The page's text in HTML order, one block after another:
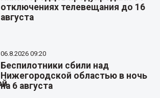
отключениях телевещания до 16
августа
06.8.2026 09:20
Беспилотники сбили над
Нижегородской областью в ночь
на 6 августа